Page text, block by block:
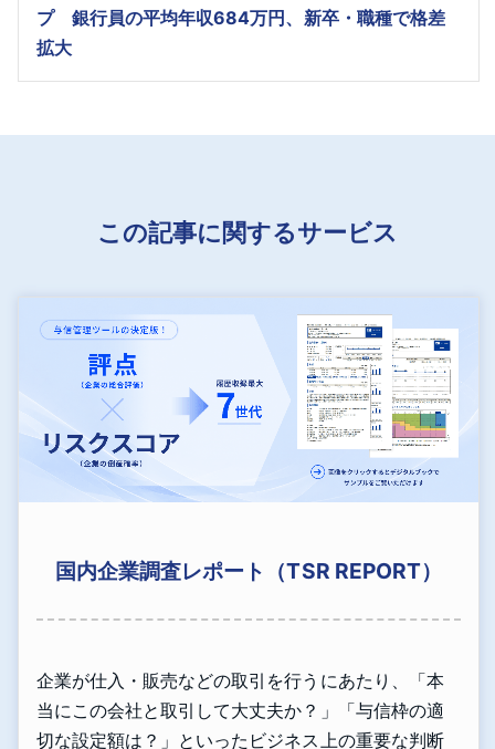
プ 銀行員の平均年収684万円、新卒・職種で格差
拡大
この記事に関するサービス
国内企業調査レポート（TSR REPORT）
企業が仕入・販売などの取引を行うにあたり、「本
当にこの会社と取引して大丈夫か？」「与信枠の適
切な設定額は？」といったビジネス上の重要な判断